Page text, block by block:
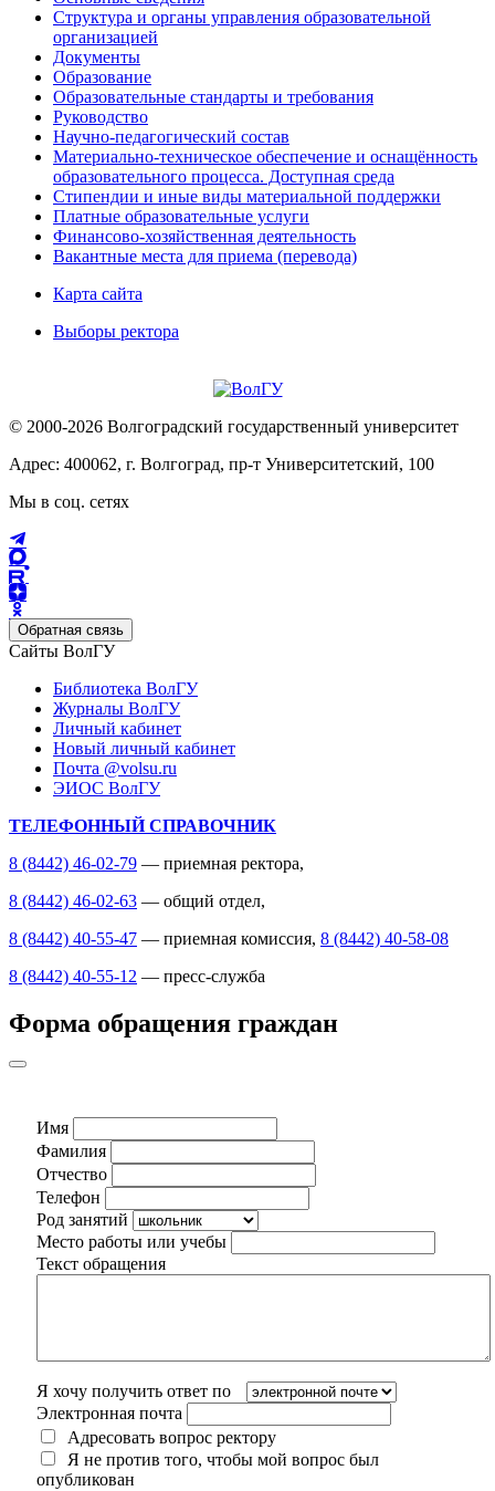
Структура и органы управления образовательной
организацией
Документы
Образование
Образовательные стандарты и требования
Руководство
Научно-педагогический состав
Материально-техническое обеспечение и оснащённость
образовательного процесса. Доступная среда
Стипендии и иные виды материальной поддержки
Платные образовательные услуги
Финансово-хозяйственная деятельность
Вакантные места для приема (перевода)
Карта сайта
Выборы ректора
© 2000-2026 Волгоградский государственный университет
Адрес: 400062, г. Волгоград, пр-т Университетский, 100
Мы в соц. сетях
Обратная связь
Сайты ВолГУ
Библиотека ВолГУ
Журналы ВолГУ
Личный кабинет
Новый личный кабинет
Почта @volsu.ru
ЭИОС ВолГУ
ТЕЛЕФОННЫЙ СПРАВОЧНИК
8 (8442) 46-02-79 — приемная ректора,
8 (8442) 46-02-63 — общий отдел,
8 (8442) 40-55-47 — приемная комиссия, 8 (8442) 40-58-08
8 (8442) 40-55-12 — пресс-служба
Форма обращения граждан
Имя
Фамилия
Отчество
Телефон
Род занятий
Место работы или учебы
Текст обращения
Я хочу получить ответ по
Электронная почта
Адресовать вопрос ректору
Я не против того, чтобы мой вопрос был
опубликован